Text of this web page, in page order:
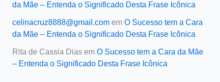
da Mãe – Entenda o Significado Desta Frase Icônica
celinacruz8888@gmail.comem O Sucesso tem a Cara
da Mãe – Entenda o Significado Desta Frase Icônica
Rita de Cassia Diasem O Sucesso tem a Cara da Mãe
– Entenda o Significado Desta Frase Icônica